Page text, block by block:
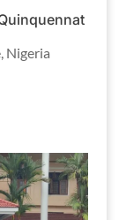
, Nigeria